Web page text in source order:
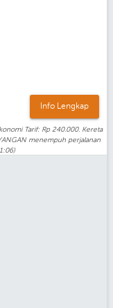
Info Lengkap
Tarif: Rp 240.000. Kereta
menempuh perjalanan